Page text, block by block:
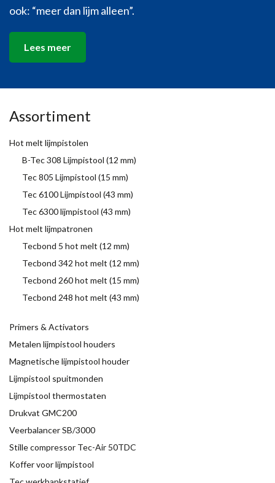
ook: “meer dan lijm alleen”.
Lees meer
Assortiment
Hot melt lijmpistolen
B-Tec 308 Lijmpistool (12 mm)
Tec 805 Lijmpistool (15 mm)
Tec 6100 Lijmpistool (43 mm)
Tec 6300 lijmpistool (43 mm)
Hot melt lijmpatronen
Tecbond 5 hot melt (12 mm)
Tecbond 342 hot melt (12 mm)
Tecbond 260 hot melt (15 mm)
Tecbond 248 hot melt (43 mm)
Primers & Activators
Metalen lijmpistool houders
Magnetische lijmpistool houder
Lijmpistool spuitmonden
Lijmpistool thermostaten
Drukvat GMC200
Veerbalancer SB/3000
Stille compressor Tec-Air 50TDC
Koffer voor lijmpistool